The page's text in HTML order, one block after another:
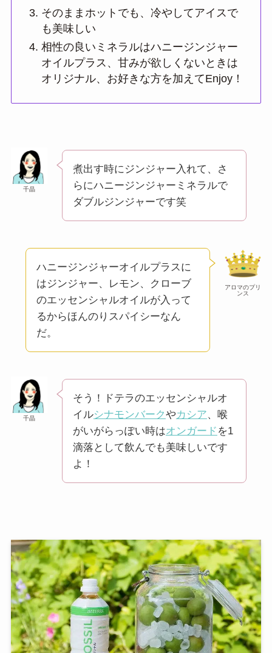
そのままホットでも、冷やしてアイスで
も美味しい
相性の良いミネラルはハニージンジャー
オイルプラス、甘みが欲しくないときは
オリジナル、お好きな方を加えてEnjoy！
千晶
煮出す時にジンジャー入れて、さ
らにハニージンジャーミネラルで
ダブルジンジャーです笑
アロマのプリ
ンス
ハニージンジャーオイルプラスに
はジンジャー、レモン、クローブ
のエッセンシャルオイルが入って
るからほんのりスパイシーなん
だ。
千晶
そう！ドテラのエッセンシャルオ
イルシナモンバークやカシア、喉
がいがらっぽい時はオンガード を1
滴落として飲んでも美味しいです
よ！